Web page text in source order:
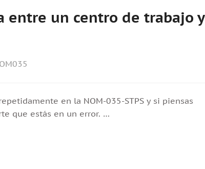
entre un centro de trabajo y
en la NOM-035-STPS y si piensas
que estás en un error. …